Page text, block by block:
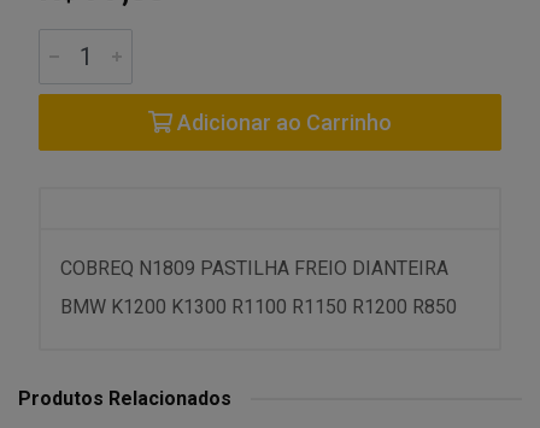
Adicionar ao Carrinho
COBREQ N1809 PASTILHA FREIO DIANTEIRA
BMW K1200 K1300 R1100 R1150 R1200 R850
Produtos Relacionados